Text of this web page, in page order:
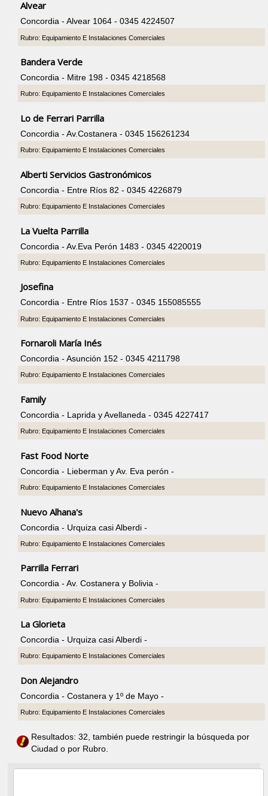
Alvear
Concordia - Alvear 1064 - 0345 4224507
Rubro: Equipamiento E Instalaciones Comerciales
Bandera Verde
Concordia - Mitre 198 - 0345 4218568
Rubro: Equipamiento E Instalaciones Comerciales
Lo de Ferrari Parrilla
Concordia - Av.Costanera - 0345 156261234
Rubro: Equipamiento E Instalaciones Comerciales
Alberti Servicios Gastronómicos
Concordia - Entre Ríos 82 - 0345 4226879
Rubro: Equipamiento E Instalaciones Comerciales
La Vuelta Parrilla
Concordia - Av.Eva Perón 1483 - 0345 4220019
Rubro: Equipamiento E Instalaciones Comerciales
Josefina
Concordia - Entre Ríos 1537 - 0345 155085555
Rubro: Equipamiento E Instalaciones Comerciales
Fornaroli María Inés
Concordia - Asunción 152 - 0345 4211798
Rubro: Equipamiento E Instalaciones Comerciales
Family
Concordia - Laprida y Avellaneda - 0345 4227417
Rubro: Equipamiento E Instalaciones Comerciales
Fast Food Norte
Concordia - Lieberman y Av. Eva perón -
Rubro: Equipamiento E Instalaciones Comerciales
Nuevo Alhana's
Concordia - Urquiza casi Alberdi -
Rubro: Equipamiento E Instalaciones Comerciales
Parrilla Ferrari
Concordia - Av. Costanera y Bolivia -
Rubro: Equipamiento E Instalaciones Comerciales
La Glorieta
Concordia - Urquiza casi Alberdi -
Rubro: Equipamiento E Instalaciones Comerciales
Don Alejandro
Concordia - Costanera y 1º de Mayo -
Rubro: Equipamiento E Instalaciones Comerciales
Resultados: 32, también puede restringir la búsqueda por
Ciudad o por Rubro.